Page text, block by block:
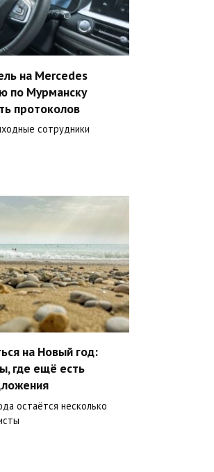
на Mercedes
по Мурманску
протоколов
сотрудники
на Новый год:
где ещё есть
остаётся несколько